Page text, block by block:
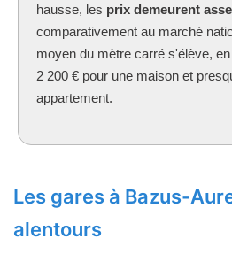
hausse, les prix demeurent
comparativement au marché
moyen du mètre carré s'élève,
2 200 € pour une maison et
appartement.
Les gares à Bazus-
alentours